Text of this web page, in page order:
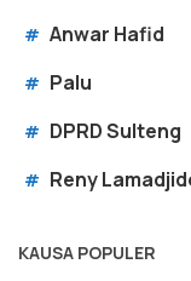
# Anwar Hafid
# Palu
# DPRD Sulteng
# Reny
KAUSA POPULER